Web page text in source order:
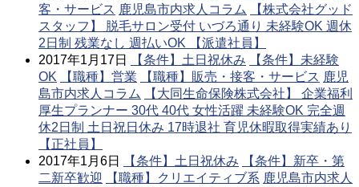
客・サービス 鹿児島市内求人コラム
【株式会社グッド
スタッフ】 脱毛サロン受付 いづろ通り 未経験OK 週休
2日制 残業なし 週払いOK 【派遣社員】
2017年1月17日
【条件】土日祝休み
【条件】未経験
OK
【職種】営業 【職種】販売・接客・サービス 鹿児
島市内求人コラム
【大同生命保険株式会社】 企業福利
厚生プランナー 30代 40代 女性活躍 未経験OK 完全週
休2日制 土日祝日休み 17時退社 育児休暇取得実績あり
【正社員】
2017年1月6日
【条件】土日祝休み
【条件】新卒・第
二新卒歓迎
【職種】クリエイティブ系 鹿児島市内求人